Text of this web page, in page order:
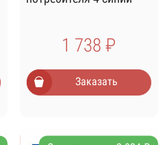
1 738 ₽
Заказать